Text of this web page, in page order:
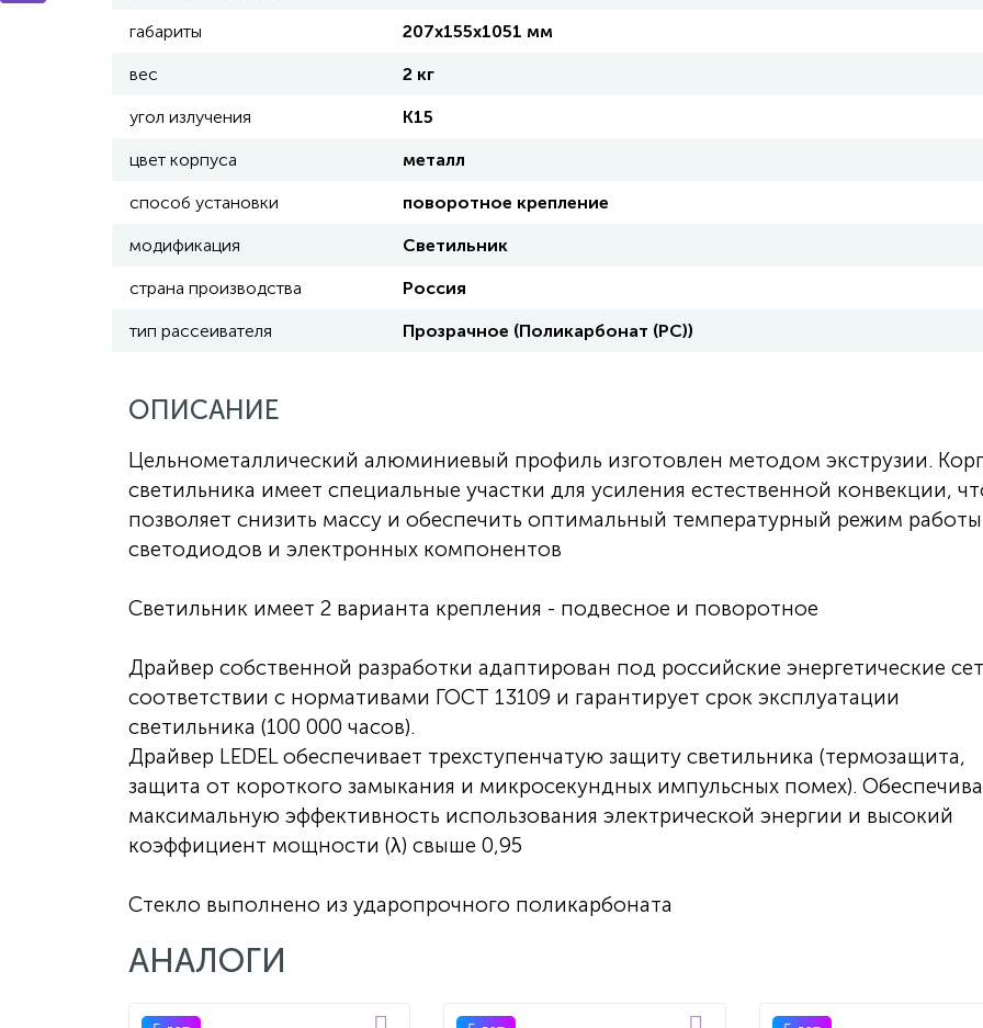
габариты 207х155х1051 мм
вес 2 кг
угол излучения К15
цвет корпуса металл
способ установки поворотное крепление
модификация Светильник
страна производства Россия
тип рассеивателя Прозрачное (Поликарбонат (PC))
ОПИСАНИЕ
Цельнометаллический алюминиевый профиль изготовлен методом экструзии.
светильника имеет специальные участки для усиления естественной конвекции,
позволяет снизить массу и обеспечить оптимальный температурный режим работы
светодиодов и электронных компонентов
Светильник имеет 2 варианта крепления - подвесное и поворотное
Драйвер собственной разработки адаптирован под российские энергетические
соответствии с нормативами ГОСТ 13109 и гарантирует срок эксплуатации
светильника (100 000 часов).
Драйвер LEDEL обеспечивает трехступенчатую защиту светильника (термозащита,
защита от короткого замыкания и микросекундных импульсных помех).
максимальную эффективность использования электрической энергии и высокий
коэффициент мощности (λ) свыше 0,95
Стекло выполнено из ударопрочного поликарбоната
АНАЛОГИ